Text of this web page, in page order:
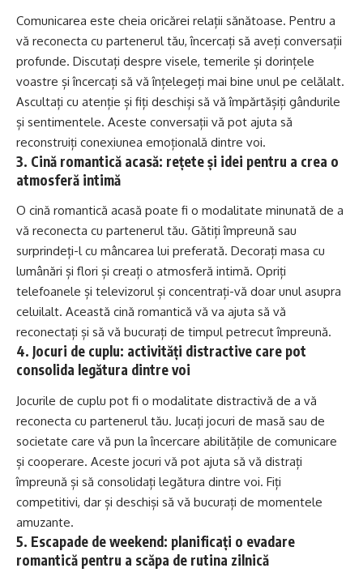
Comunicarea este cheia oricărei relații sănătoase. Pentru a
vă reconecta cu partenerul tău, încercați să aveți conversații
profunde. Discutați despre visele, temerile și dorințele
voastre și încercați să vă înțelegeți mai bine unul pe celălalt.
Ascultați cu atenție și fiți deschiși să vă împărtășiți gândurile
și sentimentele. Aceste conversații vă pot ajuta să
reconstruiți conexiunea emoțională dintre voi.
3. Cină romantică acasă: rețete și idei pentru a crea o
atmosferă intimă
O cină romantică acasă poate fi o modalitate minunată de a
vă reconecta cu partenerul tău. Gătiți împreună sau
surprindeți-l cu mâncarea lui preferată. Decorați masa cu
lumânări și flori și creați o atmosferă intimă. Opriți
telefoanele și televizorul și concentrați-vă doar unul asupra
celuilalt. Această cină romantică vă va ajuta să vă
reconectați și să vă bucurați de timpul petrecut împreună.
4. Jocuri de cuplu: activități distractive care pot
consolida legătura dintre voi
Jocurile de cuplu pot fi o modalitate distractivă de a vă
reconecta cu partenerul tău. Jucați jocuri de masă sau de
societate care vă pun la încercare abilitățile de comunicare
și cooperare. Aceste jocuri vă pot ajuta să vă distrați
împreună și să consolidați legătura dintre voi. Fiți
competitivi, dar și deschiși să vă bucurați de momentele
amuzante.
5. Escapade de weekend: planificați o evadare
romantică pentru a scăpa de rutina zilnică